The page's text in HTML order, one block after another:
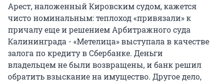
Арест, наложенный Кировским судом, кажется
чисто номинальным: теплоход «привязали» к
причалу еще и решением Арбитражного суда
Калининграда - «Метелица» выступала в качестве
залога по кредиту в Сбербанке. Деньги
владельцем не были возвращены, и банк решил
обратить взыскание на имущество. Другое дело,